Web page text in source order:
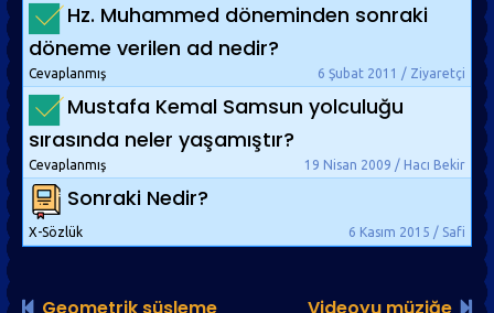
Hz. Muhammed döneminden sonraki
döneme verilen ad nedir?
6 Şubat 2011 / Ziyaretçi
Cevaplanmış
Mustafa Kemal Samsun yolculuğu
sırasında neler yaşamıştır?
19 Nisan 2009 / Hacı Bekir
Cevaplanmış
Sonraki Nedir?
6 Kasım 2015 / Safi
X-Sözlük